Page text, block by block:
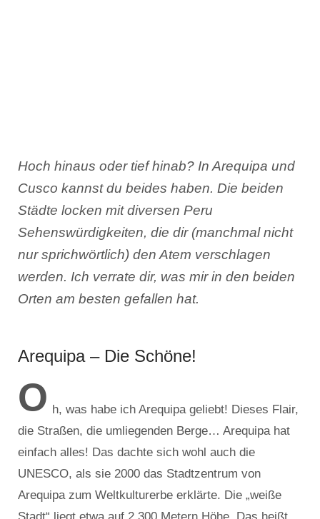
Hoch hinaus oder tief hinab? In Arequipa und
Cusco kannst du beides haben. Die beiden
Städte locken mit diversen Peru
Sehenswürdigkeiten, die dir (manchmal nicht
nur sprichwörtlich) den Atem verschlagen
werden. Ich verrate dir, was mir in den beiden
Orten am besten gefallen hat.
Arequipa – Die Schöne!
O h, was habe ich Arequipa geliebt! Dieses Flair,
die Straßen, die umliegenden Berge… Arequipa hat
einfach alles! Das dachte sich wohl auch die
UNESCO, als sie 2000 das Stadtzentrum von
Arequipa zum Weltkulturerbe erklärte. Die „weiße